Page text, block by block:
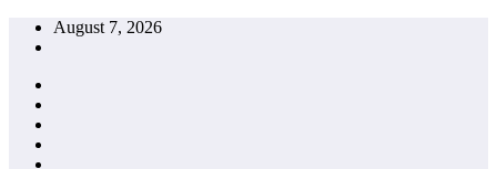
Skip
August 7, 2026